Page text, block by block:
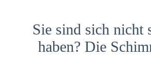
Sie sind sich nicht
haben? Die